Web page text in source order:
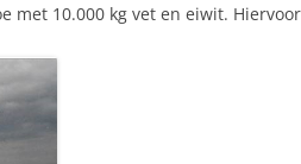
met 10.000 kg vet en eiwit.